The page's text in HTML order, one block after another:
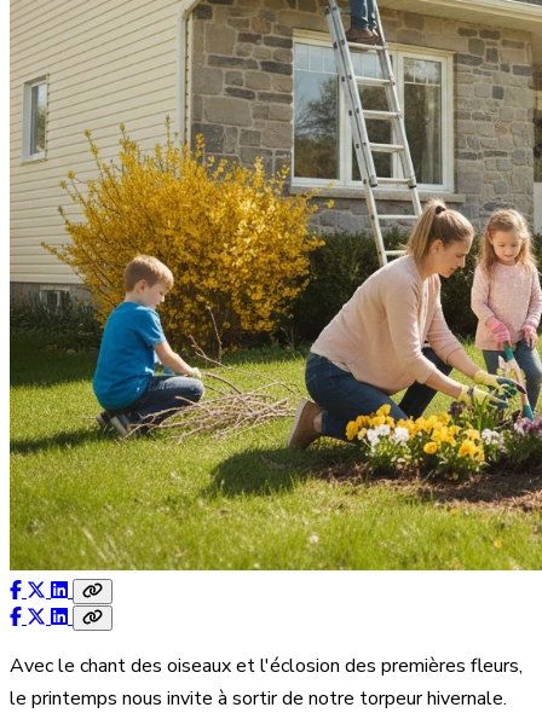
Avec le chant des oiseaux et l'éclosion des premières fleurs,
le printemps nous invite à sortir de notre torpeur hivernale.